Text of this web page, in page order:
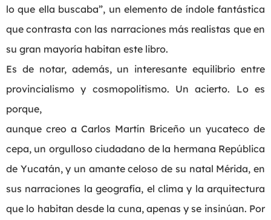
lo que ella buscaba”, un elemento de índole fantástica
que contrasta con las narraciones más realistas que en
su gran mayoría habitan este libro.
Es de notar, además, un interesante equilibrio entre
provincialismo y cosmopolitismo. Un acierto. Lo es
porque,
aunque creo a Carlos Martín Briceño un yucateco de
cepa, un orgulloso ciudadano de la hermana República
de Yucatán, y un amante celoso de su natal Mérida, en
sus narraciones la geografía, el clima y la arquitectura
que lo habitan desde la cuna, apenas y se insinúan. Por